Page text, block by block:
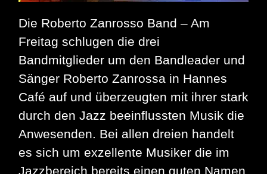
Die Roberto Zanrosso Band – Am
Freitag schlugen die drei
Bandmitglieder um den Bandleader und
Sänger Roberto Zanrossa in Hannes
Café auf und überzeugten mit ihrer stark
durch den Jazz beeinflussten Musik die
Anwesenden. Bei allen dreien handelt
es sich um exzellente Musiker die im
Jazzbereich bereits einen guten Namen